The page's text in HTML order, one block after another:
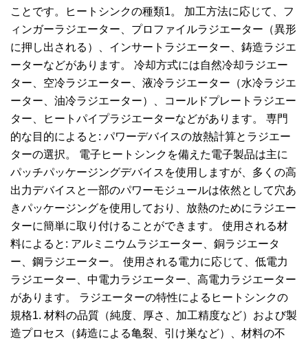
ことです。ヒートシンクの種類1。 加工方法に応じて、フ
ィンガーラジエーター、プロファイルラジエーター（異形
に押し出される）、インサートラジエーター、鋳造ラジエ
ーターなどがあります。 冷却方式には自然冷却ラジエー
ター、空冷ラジエーター、液冷ラジエーター（水冷ラジエ
ーター、油冷ラジエーター）、コールドプレートラジエー
ター、ヒートパイプラジエーターなどがあります。 専門
的な目的によると: パワーデバイスの放熱計算とラジエー
ターの選択。 電子ヒートシンクを備えた電子製品は主に
パッチパッケージングデバイスを使用しますが、多くの高
出力デバイスと一部のパワーモジュールは依然として穴あ
きパッケージングを使用しており、放熱のためにラジエー
ターに簡単に取り付けることができます。 使用される材
料によると: アルミニウムラジエーター、銅ラジエータ
ー、鋼ラジエーター。 使用される電力に応じて、低電力
ラジエーター、中電力ラジエーター、高電力ラジエーター
があります。 ラジエーターの特性によるヒートシンクの
規格1. 材料の品質（純度、厚さ、加工精度など）および製
造プロセス（鋳造による亀裂、引け巣など）、材料の不